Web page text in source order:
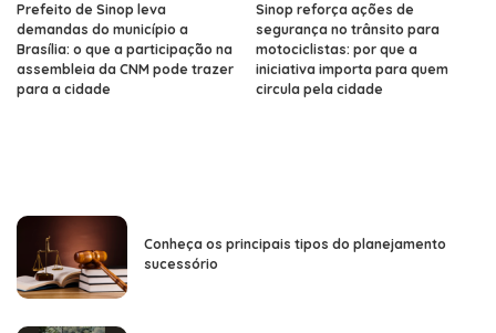
Prefeito de Sinop leva
demandas do município a
Brasília: o que a participação na
assembleia da CNM pode trazer
para a cidade
Sinop reforça ações de
segurança no trânsito para
motociclistas: por que a
iniciativa importa para quem
circula pela cidade
Conheça os principais tipos do planejamento
sucessório